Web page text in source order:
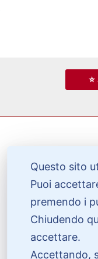
Contattaci
Garanzie
Questo sito
Puoi
premendo i
Chiudendo
accettare.
Accettando,